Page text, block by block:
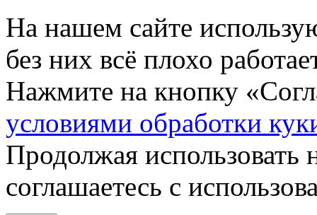
На нашем сайте
без них всё плохо
Нажмите на кнопку
условиями обработки
Продолжая использовать
соглашаетесь с